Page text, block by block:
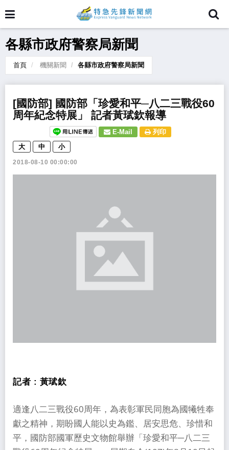
各縣市政府警察局新聞
首頁 機關新聞 各縣市政府警察局新聞
[國防部] 國防部「珍愛和平─八二三戰役60
周年紀念特展」 記者黃珷欽報導
E-Mail
列印
大
中 小
2018-08-10 00:00:00
記者 : 黃珷欽
適逢八二三戰役60周年，為表彰軍民同胞為國犧牲奉
獻之精神，期盼國人能以史為鑑、居安思危、珍惜和
平，國防部國軍歷史文物館舉辦「珍愛和平─八二三